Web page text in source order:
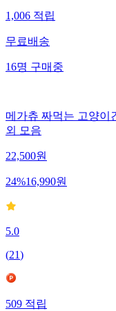
1,006 적립
무료배송
16명 구매중
메가츄 짜먹는 고양이
외 모음
22,500원
24%16,990원
5.0
(21)
509 적립